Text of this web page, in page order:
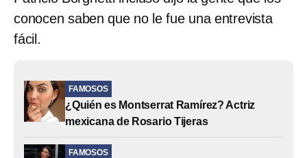
conocen saben que no le fue una entrevista
fácil.
FAMOSOS
¿Quién es Montserrat Ramírez? Actriz
mexicana de Rosario Tijeras
FAMOSOS